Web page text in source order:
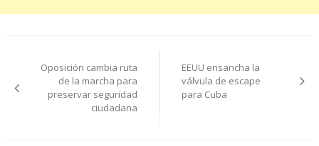
de
entradas
Oposición cambia ruta
de la marcha para
preservar seguridad
ciudadana
EEUU ensancha la
válvula de escape
para Cuba